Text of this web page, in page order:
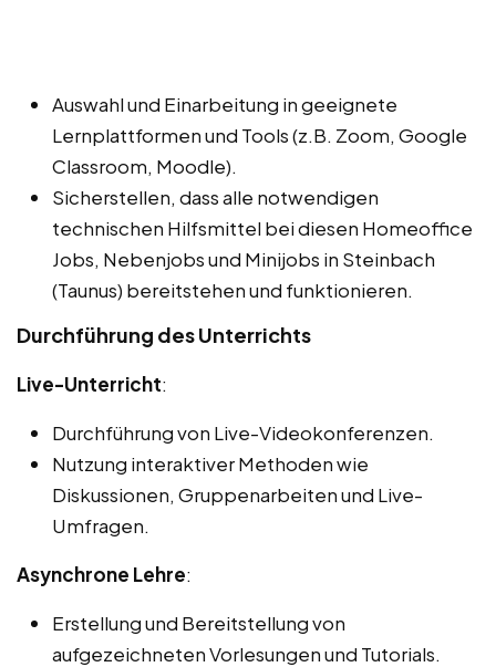
Auswahl und Einarbeitung in geeignete
Lernplattformen und Tools (z.B. Zoom, Google
Classroom, Moodle).
Sicherstellen, dass alle notwendigen
technischen Hilfsmittel bei diesen Homeoffice
Jobs, Nebenjobs und Minijobs in Steinbach
(Taunus) bereitstehen und funktionieren.
Durchführung des Unterrichts
Live-Unterricht:
Durchführung von Live-Videokonferenzen.
Nutzung interaktiver Methoden wie
Diskussionen, Gruppenarbeiten und Live-
Umfragen.
Asynchrone Lehre:
Erstellung und Bereitstellung von
aufgezeichneten Vorlesungen und Tutorials.